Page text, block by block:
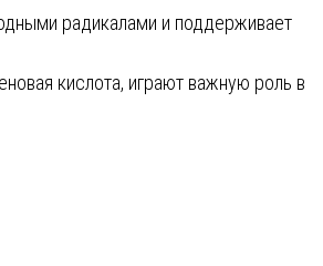
радикалами и поддерживает
кислота, играют важную роль в